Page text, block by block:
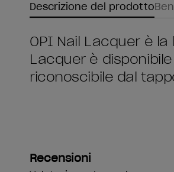
Descrizione del prodotto
OPI Nail Lacquer è
Lacquer è
riconoscibile dal